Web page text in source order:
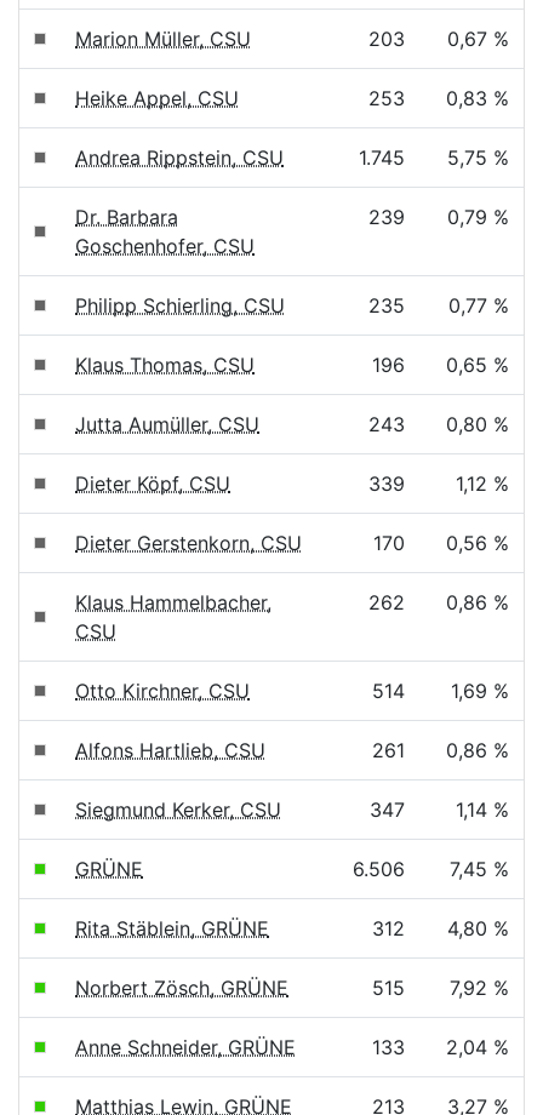
Marion Müller, CSU 203 0,67 %
Heike Appel, CSU 253 0,83 %
Andrea Rippstein, CSU 1.745 5,75 %
Dr. Barbara
Goschenhofer, CSU
239 0,79 %
Philipp Schierling, CSU 235 0,77 %
Klaus Thomas, CSU 196 0,65 %
Jutta Aumüller, CSU 243 0,80 %
Dieter Köpf, CSU 339 1,12 %
Dieter Gerstenkorn, CSU 170 0,56 %
Klaus Hammelbacher,
CSU
262 0,86 %
Otto Kirchner, CSU 514 1,69 %
Alfons Hartlieb, CSU 261 0,86 %
Siegmund Kerker, CSU 347 1,14 %
GRÜNE 6.506 7,45 %
Rita Stäblein, GRÜNE 312 4,80 %
Norbert Zösch, GRÜNE 515 7,92 %
Anne Schneider, GRÜNE 133 2,04 %
Matthias Lewin, GRÜNE 213 3,27 %